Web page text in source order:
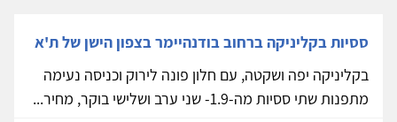
ססיות בקליניקה ברחוב בודנהיימר בצפון הישן של ת'א
בקליניקה יפה ושקטה, עם חלון פונה לירוק וכניסה נעימה
מתפנות שתי ססיות מה-1.9- שני ערב ושלישי בוקר, מחיר...